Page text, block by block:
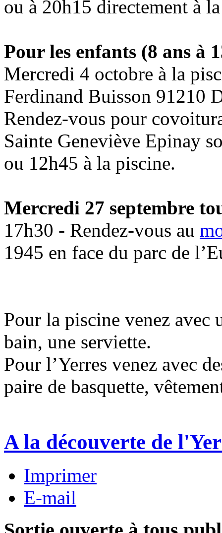
ou à 20h15 directement à
Pour les enfants (8 ans à
Mercredi 4 octobre à la
Ferdinand Buisson 91210
Rendez-vous pour
Sainte Geneviève Epinay
ou 12h45 à la piscine.
Mercredi 27 septembre
17h30 - Rendez-vous au
1945 en face du parc de
Pour la piscine venez
bain, une serviette.
Pour l’Yerres venez avec
paire de basquette,
A la découverte de
Imprimer
E-mail